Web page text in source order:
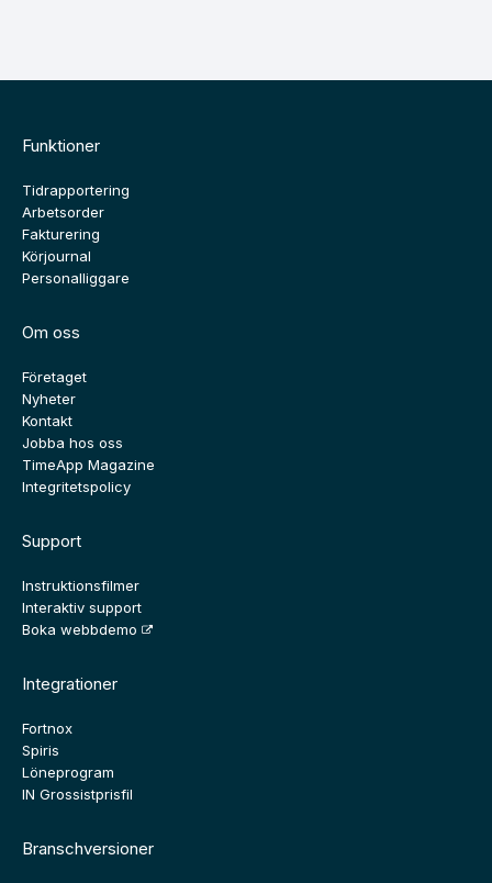
Funktioner
Tidrapportering
Arbetsorder
Fakturering
Körjournal
Personalliggare
Om oss
Företaget
Nyheter
Kontakt
Jobba hos oss
TimeApp Magazine
Integritetspolicy
Support
Instruktionsfilmer
Interaktiv support
Boka webbdemo
Integrationer
Fortnox
Spiris
Löneprogram
IN Grossistprisfil
Branschversioner